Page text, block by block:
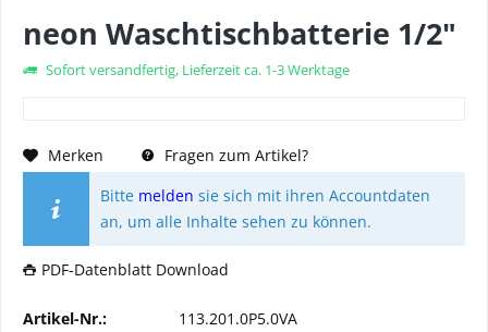
neon Waschtischbatterie 1/2"
Sofort versandfertig, Lieferzeit ca. 1-3 Werktage
Merken
Fragen zum Artikel?
Bitte melden sie sich mit ihren Accountdaten
an, um alle Inhalte sehen zu können.
PDF-Datenblatt Download
Artikel-Nr.:
113.201.0P5.0VA